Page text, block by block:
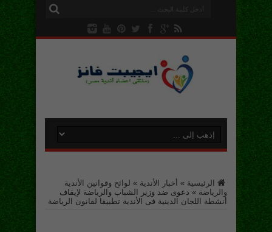
الرئيسية » أخبار الأندية » لوائح وقوانين الأندية
والرياضة » دعوى ضد وزير الشباب والرياضة لإيقاف
أنشطة اللجان الدينية فى الأندية تطبيقا لقانون الرياضة